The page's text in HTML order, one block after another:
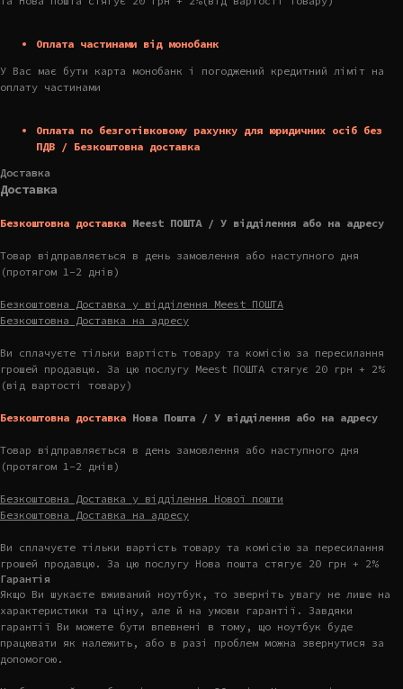
Оплата частинами від монобанк
У Вас має бути карта монобанк і погоджений кредитний ліміт на
оплату частинами
Оплата по безготівковому рахунку для юридичних осіб без
ПДВ / Безкоштовна доставка
Доставка
Доставка
Безкоштовна доставка Meest ПОШТА / У відділення або на адресу
Товар відправляється в день замовлення або наступного дня
(протягом 1-2 днів)
Безкоштовна Доставка у відділення Meest ПОШТА
Безкоштовна Доставка на адресу
Ви сплачуєте тільки вартість товару та комісію за пересилання
грошей продавцю. За цю послугу Meest ПОШТА стягує 20 грн + 2%
(від вартості товару)
Безкоштовна доставка Нова Пошта / У відділення або на адресу
Товар відправляється в день замовлення або наступного дня
(протягом 1-2 днів)
Безкоштовна Доставка у відділення Нової пошти
Безкоштовна Доставка на адресу
Ви сплачуєте тільки вартість товару та комісію за пересилання
грошей продавцю. За цю послугу Нова пошта стягує 20 грн + 2%
Гарантія
Якщо Ви шукаєте вживаний ноутбук, то зверніть увагу не лише на
характеристики та ціну, але й на умови гарантії. Завдяки
гарантії Ви можете бути впевнені в тому, що ноутбук буде
працювати як належить, або в разі проблем можна звернутися за
допомогою.